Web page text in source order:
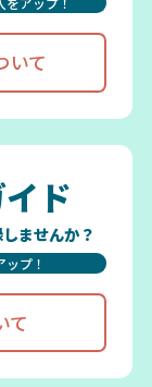
いて
ド
ませんか？
プ！
て